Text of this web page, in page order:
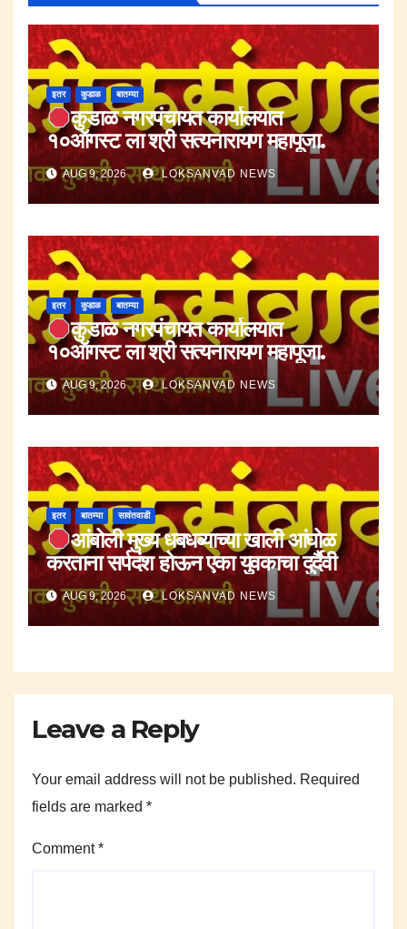
इतर कुडाळ बातम्या
कुडाळ नगरपंचायत कार्यालयात
१०ऑगस्ट ला श्री सत्यनारायण महापूजा.
AUG 9, 2026 LOKSANVAD NEWS
इतर कुडाळ बातम्या
कुडाळ नगरपंचायत कार्यालयात
१०ऑगस्ट ला श्री सत्यनारायण महापूजा.
AUG 9, 2026 LOKSANVAD NEWS
इतर बातम्या सावंतवाडी
आंबोली मुख्य धबधब्याच्या खाली आंघोळ
करताना सर्पदंश होऊन एका युवकाचा दुर्दैवी
मृत्यू.AUG 9, 2026 LOKSANVAD NEWS
Leave a Reply
Your email address will not be published. Required
fields are marked *
Comment*